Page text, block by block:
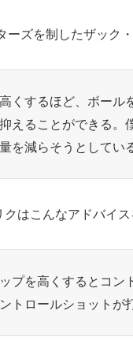
ーズを制したザック
くするほど、ボール
えることができる。
を減らそうとしてい
クはこんなアドバイス
プを高くするとコン
トロールショットが